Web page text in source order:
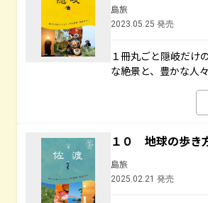
島旅
2023.05.25 発売
１冊丸ごと隠岐だけ
な絶景と、豊かな人
１０ 地球の歩
島旅
2025.02.21 発売